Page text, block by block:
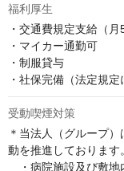
福利厚生
・交通費規定支給（月
・マイカー通勤可
・制服貸与
・社保完備（法定規定
受動喫煙対策
＊当法人（グループ
動を推進しております。
・病院施設及び敷地